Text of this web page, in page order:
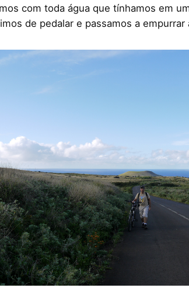
com toda água que tínhamos em
de pedalar e passamos a empurrar